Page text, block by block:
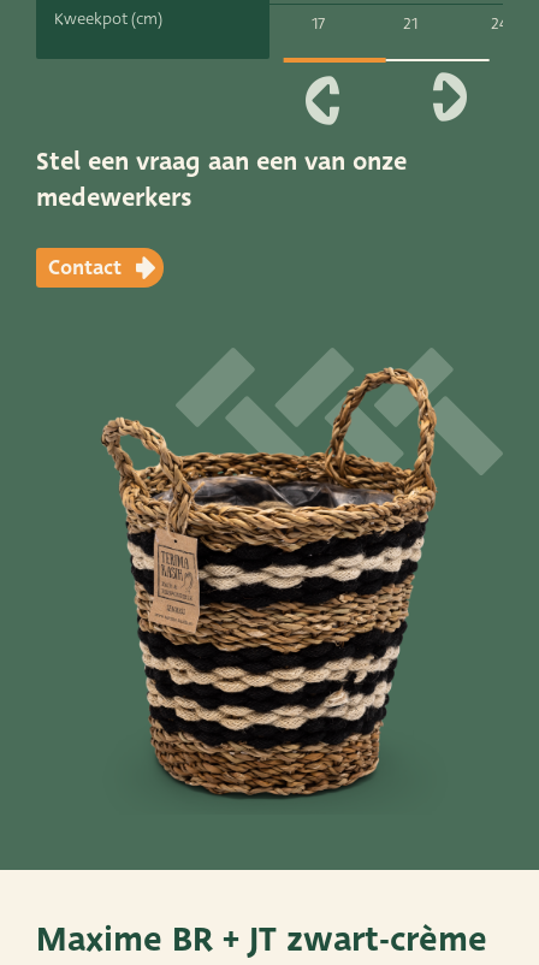
Very Potter
TC Concept
Vacatures
SNEL NAAR
PoTtEn MandEn
Bekijk ook eens
Very Potter
Terima Kasih
TC Concept
Kweekpot (cm)
17
21
24
Stel een vraag aan een van onze
medewerkers
Contact
Maxime BR + JT zwart-crème